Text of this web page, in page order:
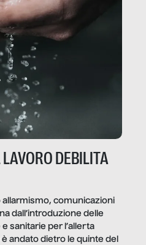
DEBILITA
comunicazioni
dall’introduzione delle
sanitarie per l’allerta
andato dietro le quinte del